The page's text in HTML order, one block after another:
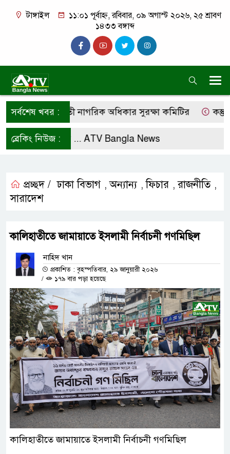
টাঙ্গাইল
১১:০১ পূর্বাহ্ন, রবিবার, ০৯ অগাস্ট ২০২৬, ২৫ শ্রাবণ
১৪৩৩ বঙ্গাব্দ
সর্বশেষ খবর :
দাবি কালিহাতী নাগরিক অধিকার সুরক্ষা কমিটির
ব্রেকিং নিউজ :
করে রাখুন ... ATV Bangla News
প্রচ্ছদ / ঢাকা বিভাগ ,অন্যান্য ,ফিচার ,রাজনীতি ,
সারাদেশ
কালিহাতীতে জামায়াতে ইসলামী নির্বাচনী গণমিছিল
নাহিদ খান
প্রকাশিত : বৃহস্পতিবার, ২৯ জানুয়ারী ২০২৬
/
১৭৯ বার পড়া হয়েছে
কালিহাতীতে জামায়াতে ইসলামী নির্বাচনী গণমিছিল